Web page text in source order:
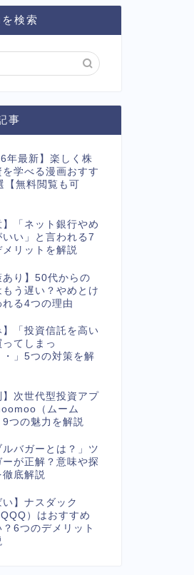
検索
事
年最新】楽しく株
を学べる漫画おすす
【無料閲覧も可
】「ネット銀行やめ
いい」と言われる7
メリットを解説
あり】50代からの
もう遅い？やめとけ
れる4つの理由
】「投資信託を高い
ってしまっ
・」5つの対策を解
】次世代型投資アプ
（ムーム
9つの魅力を解説
ルバガーとは？」ツ
ーが正解？意味や探
徹底解説
い】ナスダック
）はおすすめ
？6つのデメリット